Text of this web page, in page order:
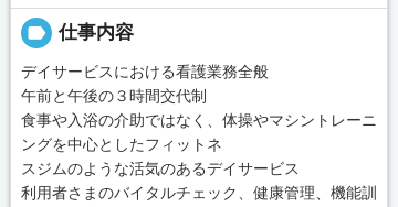
label 仕事内容
デイサービスにおける看護業務全般
午前と午後の３時間交代制
食事や入浴の介助ではなく、体操やマシントレーニ
ングを中心としたフィットネ
スジムのような活気のあるデイサービス
利用者さまのバイタルチェック、健康管理、機能訓